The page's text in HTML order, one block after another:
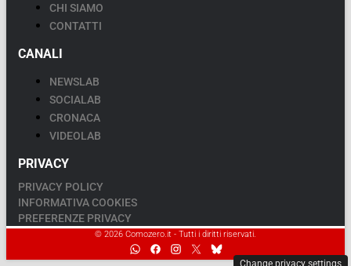
CHI SIAMO
CONTATTI
CANALI
NEWSLAB
SOCIALAB
CRONACA
VIDEOLAB
PRIVACY
PRIVACY POLICY
INFORMATIVA COOKIES
PREFERENZE PRIVACY
© 2026 Comozero.it - Tutti i diritti riservati.
Change privacy settings